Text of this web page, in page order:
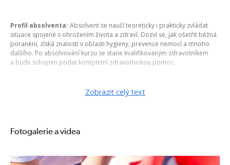
Profil absolventa: Absolvent se naučí teoreticky i prakticky zvládat
situace spojené s ohrožením života a zdraví. Dozví se, jak ošetřit běžná
poranění, získá znalosti v oblasti hygieny, prevence nemocí a mnoho
dalšího. Po absolvování kurzu se stane kvalifikovaným zdravotníkem
a bude schopen podat kompletní zdravotnickou pomoc.
ZDARMApřes Úřad práce v rámci
Obsahová náplň:
Zobrazit celý text
Fotogalerie a videa